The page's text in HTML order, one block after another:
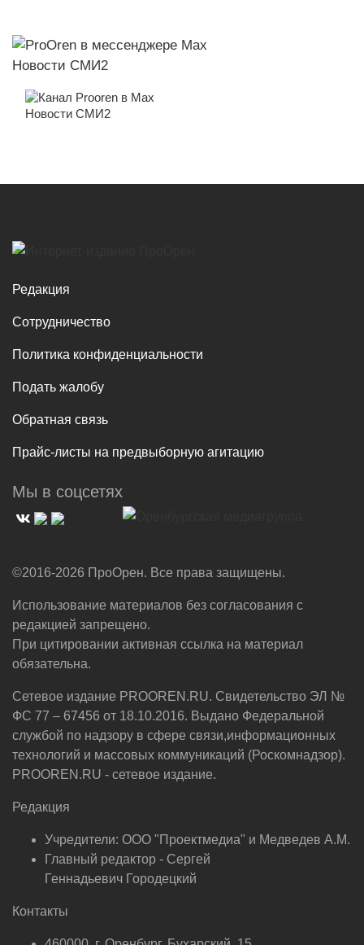
Новости СМИ2
Новости СМИ2
Редакция
Сотрудничество
Политика конфиденциальности
Подать жалобу
Обратная связь
Прайс-листы на предвыборную агитацию
Мы в соцсетях
©2016-2026 ПроОрен. Все права защищены.
Использование материалов без согласования с
редакцией запрещено.
При цитировании активная ссылка на материал
обязательна.
Сетевое издание PROOREN.RU. Свидетельство ЭЛ №
ФС 77 – 67456 от 18.10.2016. Выдано Федеральной
службой по надзору в сфере связи,информационных
технологий и массовых коммуникаций (Роскомнадзор).
PROOREN.RU - сетевое издание.
Редакция
Учредители: ООО "Проектмедиа" и Медведев А.М.
Главный редактор - Сергей
Геннадьевич Городецкий
Контакты